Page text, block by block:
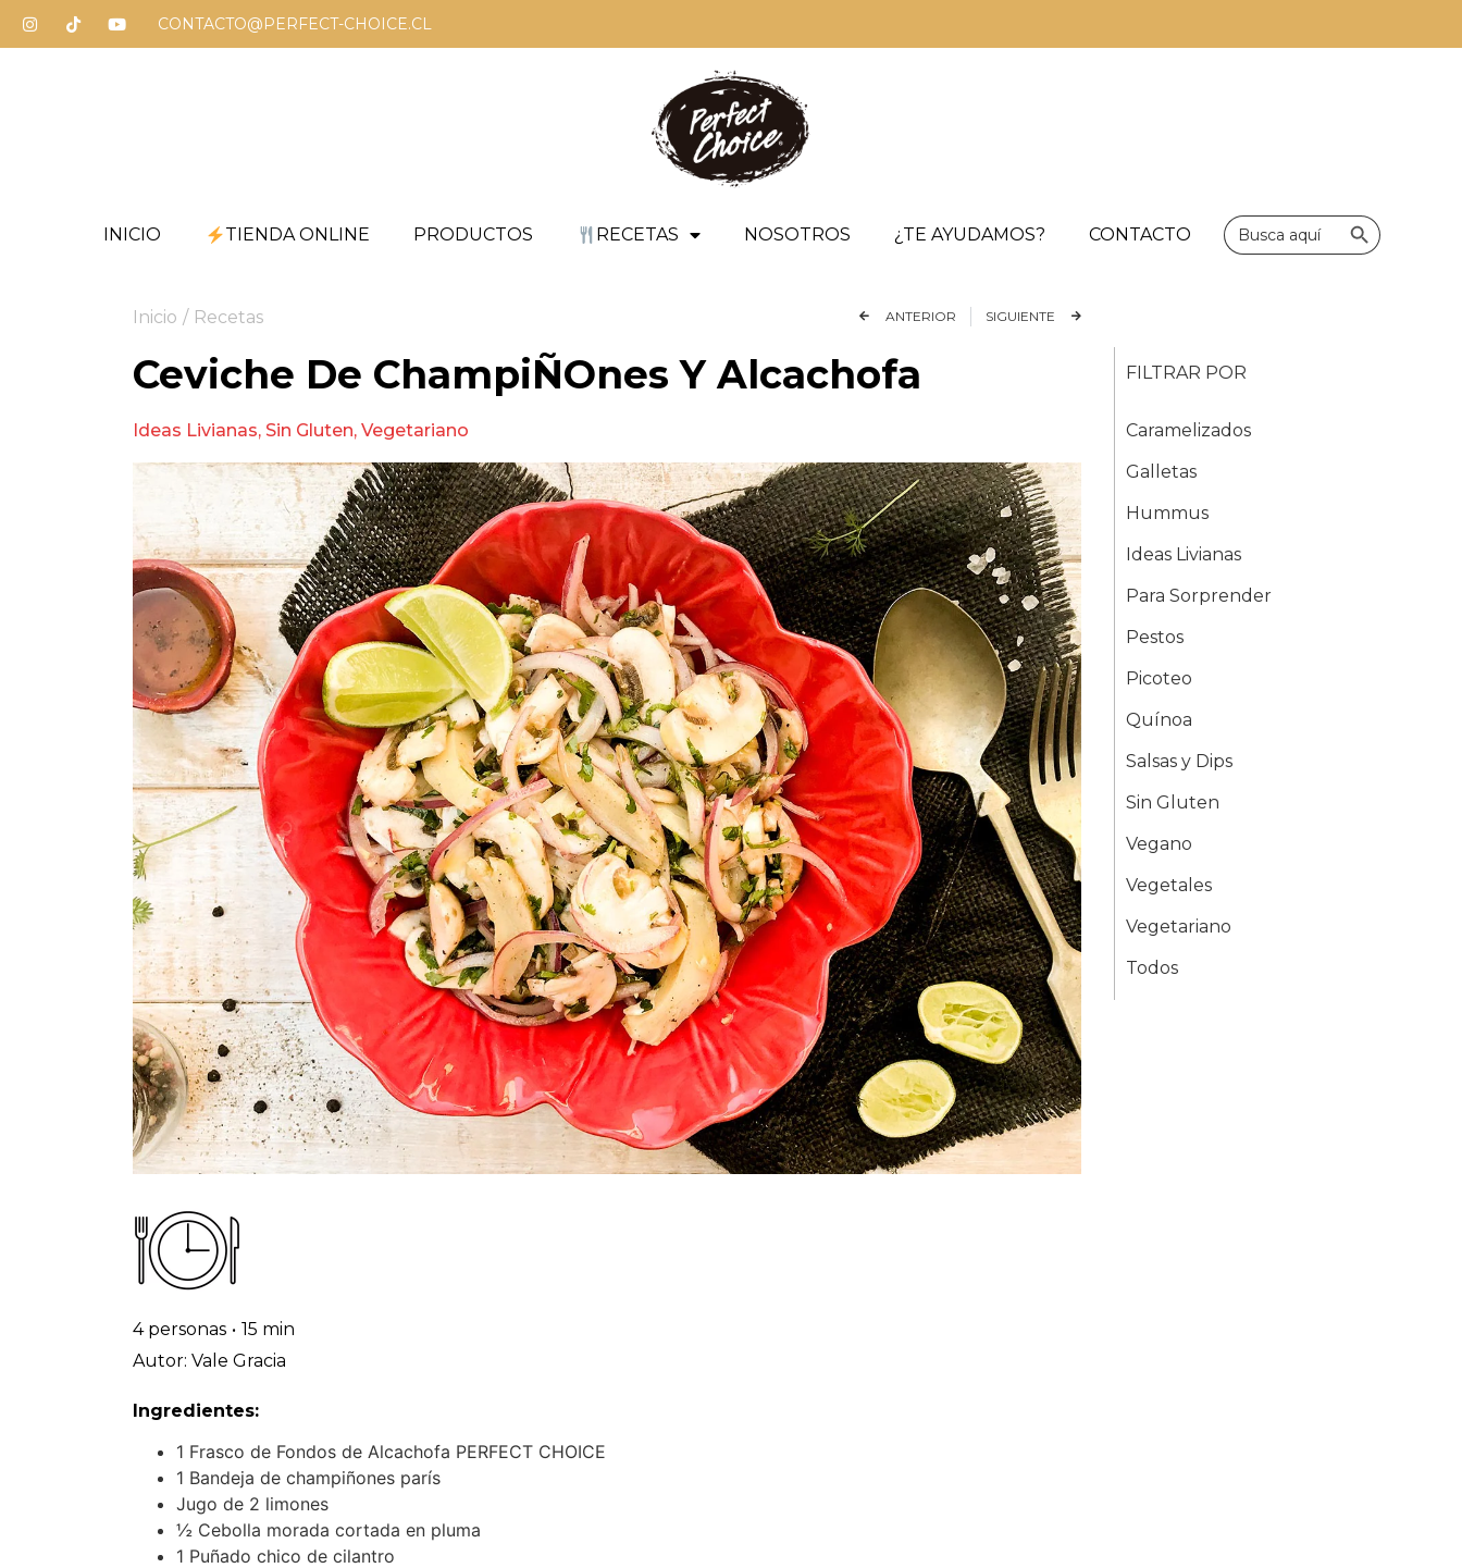
CONTACTO@PERFECT-CHOICE.CL
INICIO TIENDA ONLINE PRODUCTOS RECETAS NOSOTROS ¿TE AYUDAMOS? CONTACTO
Buscar: Botón de
Inicio / Recetas ANTERIOR SIGUIENTE
Ceviche De ChampiÑOnes Y Alcachofa
Ideas Livianas, Sin Gluten, Vegetariano
4 personas • 15 min
Autor: Vale Gracia
Ingredientes:
1 Frasco de Fondos de Alcachofa PERFECT CHOICE
1 Bandeja de champiñones parís
Jugo de 2 limones
½ Cebolla morada cortada en pluma
1 Puñado chico de cilantro
FILTRAR POR
Caramelizados
Galletas
Hummus
Ideas Livianas
Para Sorprender
Pestos
Picoteo
Quínoa
Salsas y Dips
Sin Gluten
Vegano
Vegetales
Vegetariano
Todos